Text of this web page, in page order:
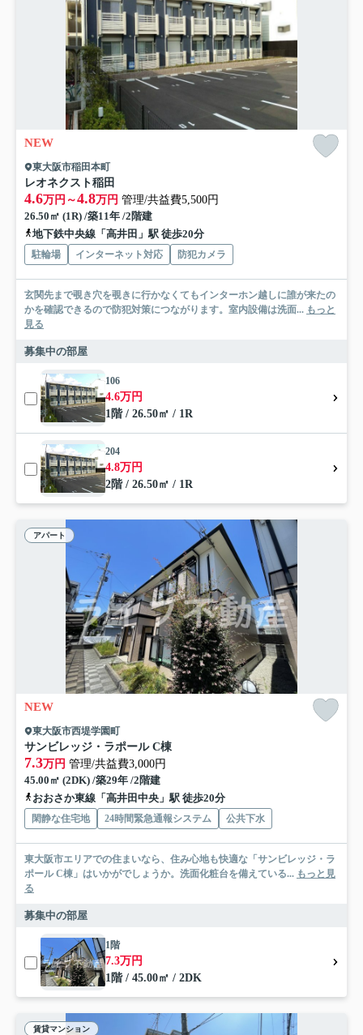
NEW
東大阪市稲田本町
レオネクスト稲田
4.6万円～4.8万円 管理/共益費5,500円
26.50㎡ (1R) /築11年 /2階建
地下鉄中央線「高井田」駅 徒歩20分
駐輪場 インターネット対応 防犯カメラ
玄関先まで覗き穴を覗きに行かなくてもインターホン越しに誰が来たの
かを確認できるので防犯対策につながります。室内設備は洗面... もっと
見る
募集中の部屋
106
4.6万円
1階 / 26.50㎡ / 1R
204
4.8万円
2階 / 26.50㎡ / 1R
アパート
NEW
東大阪市西堤学園町
サンビレッジ・ラポール C棟
7.3万円 管理/共益費3,000円
45.00㎡ (2DK) /築29年 /2階建
おおさか東線「高井田中央」駅 徒歩20分
閑静な住宅地 24時間緊急通報システム 公共下水
東大阪市エリアでの住まいなら、住み心地も快適な「サンビレッジ・ラ
ポール C棟」はいかがでしょうか。洗面化粧台を備えている... もっと見
る
募集中の部屋
1階
7.3万円
1階 / 45.00㎡ / 2DK
賃貸マンション